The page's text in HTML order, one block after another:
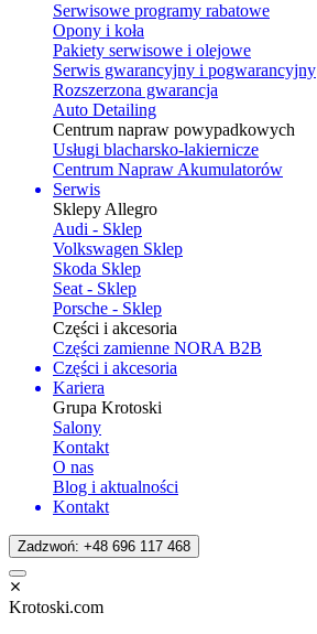
Serwisowe programy rabatowe
Opony i koła
Pakiety serwisowe i olejowe
Serwis gwarancyjny i pogwarancyjny
Rozszerzona gwarancja
Auto Detailing
Centrum napraw powypadkowych
Usługi blacharsko-lakiernicze
Centrum Napraw Akumulatorów
Serwis
Sklepy Allegro
Audi - Sklep
Volkswagen Sklep
Skoda Sklep
Seat - Sklep
Porsche - Sklep
Części i akcesoria
Części zamienne NORA B2B
Części i akcesoria
Kariera
Grupa Krotoski
Salony
Kontakt
O nas
Blog i aktualności
Kontakt
Zadzwoń: +48 696 117 468
Krotoski.com